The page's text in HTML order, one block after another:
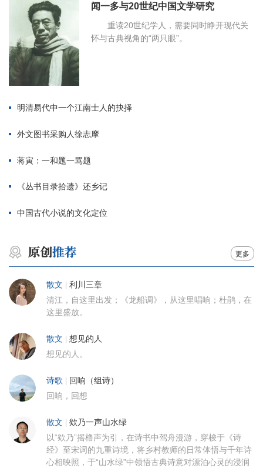
闻一多与20世纪中国文学研究
重读20世纪学人，需要同时睁开现代关
怀与古典视角的“两只眼”。
明清易代中一个江南士人的抉择
外文图书采购人徐志摩
蒋寅：一和题一骂题
《丛书目录拾遗》还乡记
中国古代小说的文化定位
更多
散文 利川三章
清江，自这里出发；《龙船调》，从这里唱响；杜鹃，在
这里盛放。
散文 想见的人
想见的人。
诗歌 回响（组诗）
回响，回想
散文 欸乃一声山水绿
以“欸乃”摇橹声为引，在诗书中驾舟漫游，穿梭于《诗
经》至宋词的九重诗境，将乡村教师的日常体悟与千年诗
心相映照，于“山水绿”中领悟古典诗意对漂泊心灵的浸润